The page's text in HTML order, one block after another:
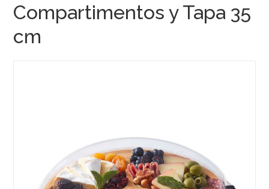
Compartimentos y Tapa 35
cm